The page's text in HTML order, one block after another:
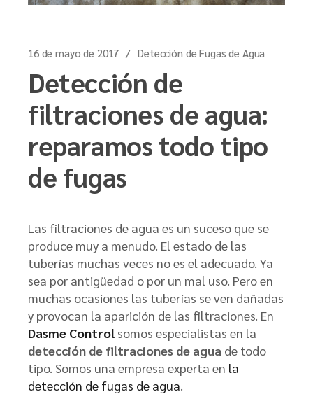
16 de mayo de 2017 Detección de Fugas de Agua
Detección de
filtraciones de agua:
reparamos todo tipo
de fugas
Las filtraciones de agua es un suceso que se
produce muy a menudo. El estado de las
tuberías muchas veces no es el adecuado. Ya
sea por antigüedad o por un mal uso. Pero en
muchas ocasiones las tuberías se ven dañadas
y provocan la aparición de las filtraciones. En
Dasme Controlsomos especialistas en la
detección de filtraciones de agua de todo
tipo. Somos una empresa experta en la
detección de fugas de agua.